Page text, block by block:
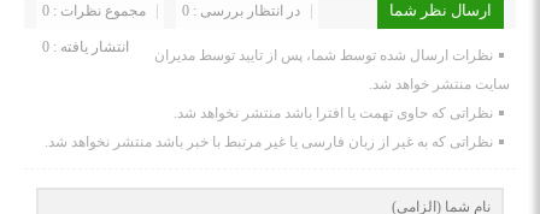
ارسال نظر شما مجموع نظرات : 0 در انتظار بررسی : 0
انتشار یافته : 0
نظرات ارسال شده توسط شما، پس از تایید توسط مدیران
سایت منتشر خواهد شد.
نظراتی که حاوی تهمت یا افترا باشد منتشر نخواهد شد.
نظراتی که به غیر از زبان فارسی یا غیر مرتبط با خبر باشد منتشر نخواهد شد.